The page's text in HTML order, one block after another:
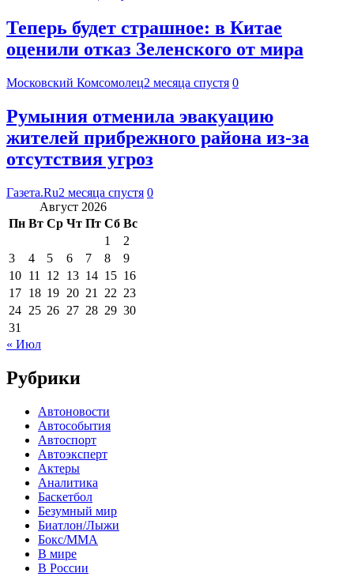
Теперь будет страшное: в Китае
оценили отказ Зеленского от мира
Московский Комсомолец2 месяца спустя 0
Румыния отменила эвакуацию
жителей прибрежного района из-за
отсутствия угроз
Газета.Ru2 месяца спустя 0
Август 2026
Пн Вт Ср Чт Пт Сб Вс
1
2
3
4 5 6 7 8
9
10 11 12 13 14 15 16
17 18 19 20 21 22 23
24 25 26 27 28 29 30
31
« Июл
Рубрики
Автоновости
Автособытия
Автоспорт
Автоэксперт
Актеры
Аналитика
Баскетбол
Безумный мир
Биатлон/Лыжи
Бокс/MMA
В мире
В России